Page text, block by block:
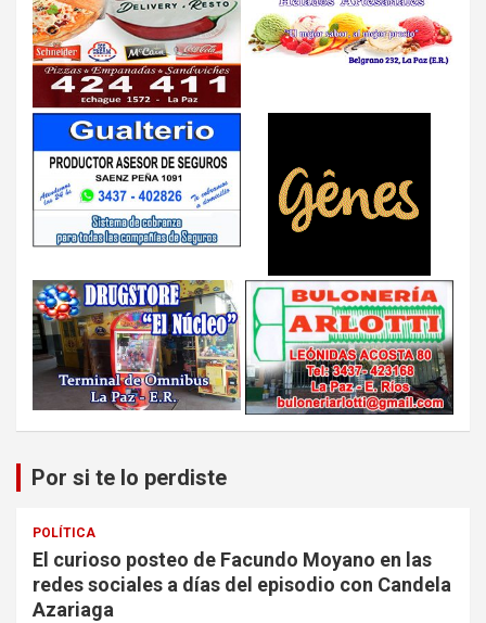
Por si te lo perdiste
POLÍTICA
El curioso posteo de Facundo Moyano en las
redes sociales a días del episodio con Candela
Azariaga